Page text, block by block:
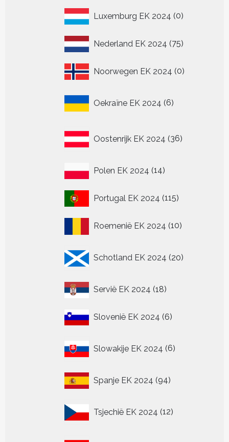
Luxemburg EK 2024 00
Nederland EK 2024 7575
Noorwegen EK 2024 00
Oekraïne EK 2024 6
producten
Oostenrijk EK 2024 36
producten
Polen EK 2024 1414
Portugal EK 2024 115115
Roemenië EK 2024 1010
Schotland EK 2024 20
producten
Servië EK 2024 1818
Slovenië EK 2024 66
Slowakije EK 2024 6
producten
Spanje EK 2024 9494
Tsjechië EK 2024 12
producten